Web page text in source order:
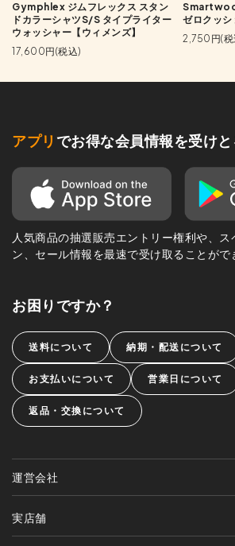
Gymphlex ジムフレックス スタン
ドカラーシャツS/S タイプライター
ウォッシャー【ウィメンズ】
17,600円(税込)
ゼロクッ
2,750円(税
アプリ でお得な会員情報を受けと
人気商品の抽選販売エントリー権利や、
ン、セール情報を最速で受け取ることがで
お困りですか？
送料について 納期・配送について
お支払いについて 営業日について
返品・交換について
運営会社
実店舗